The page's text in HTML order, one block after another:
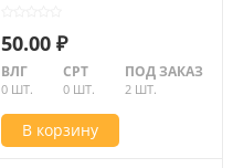
50.00 ₽
ВЛГ
0 ШТ.
СРТ
0 ШТ.
ПОД ЗАКАЗ
2 ШТ.
В корзину